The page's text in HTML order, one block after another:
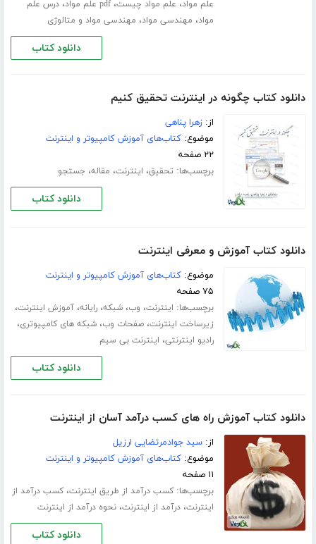
علم مواد، علم مواد چیست،pdf علم مواد ،درس علم
مواد، مهندسی مواد، مهندسی مواد و متالوژی
دانلود کتاب
دانلود کتاب چگونه در اینترنت تحقیق کنیم
از:زهرا پناهی
موضوع:کتاب‌های آموزش کامپیوتر و اینترنت
۲۲ صفحه
برچسب‌ها: تحقیق، اینترنت، مقاله، جستجو
دانلود کتاب
دانلود کتاب آموزش و معرفی اینترنت
موضوع:کتاب‌های آموزش کامپیوتر و اینترنت
۷۵ صفحه
برچسب‌ها: اینترنت، وب،شبکه،رایانه،آموزش اینترنت،
زیرساخت اینترنت،صفحات وب،شبکه های کامپیوتری،
رادیو اینترنتی، اینترنت بی سیم
دانلود کتاب
دانلود کتاب آموزش راه های کسب درآمد آسان از اینترنت
از:سید جوادمرتضایی ارزیل
موضوع:کتاب‌های آموزش کامپیوتر و اینترنت
۱۱ صفحه
برچسب‌ها:کسب درآمد از طریق اینترنت،کسب درآمد از
اینترنت،درآمد از اینترنت،نحوه درآمد از اینترنت
دانلود کتاب